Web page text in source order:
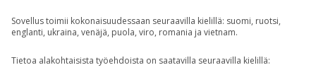
Sovellus toimii kokonaisuudessaan seuraavilla kielillä: suomi, ruotsi,
englanti, ukraina, venäjä, puola, viro, romania ja vietnam.
Tietoa alakohtaisista työehdoista on saatavilla seuraavilla kielillä: